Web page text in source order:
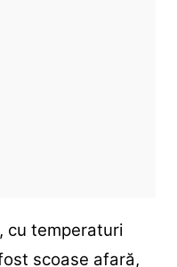
cu temperaturi
scoase afară,